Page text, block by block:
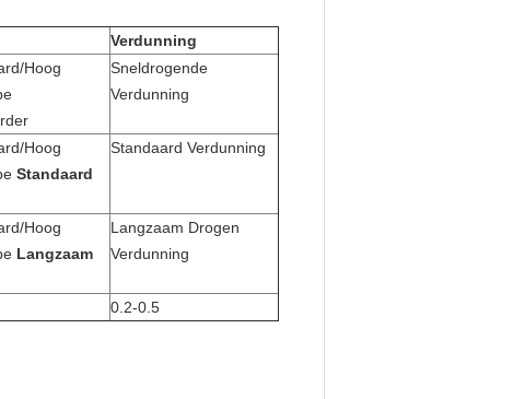
Verdunning
Hoog
Sneldrogende
Verdunning
Hoog
Standaard
Standaard Verdunning
Hoog
Langzaam
Langzaam Drogen
Verdunning
0.2-0.5